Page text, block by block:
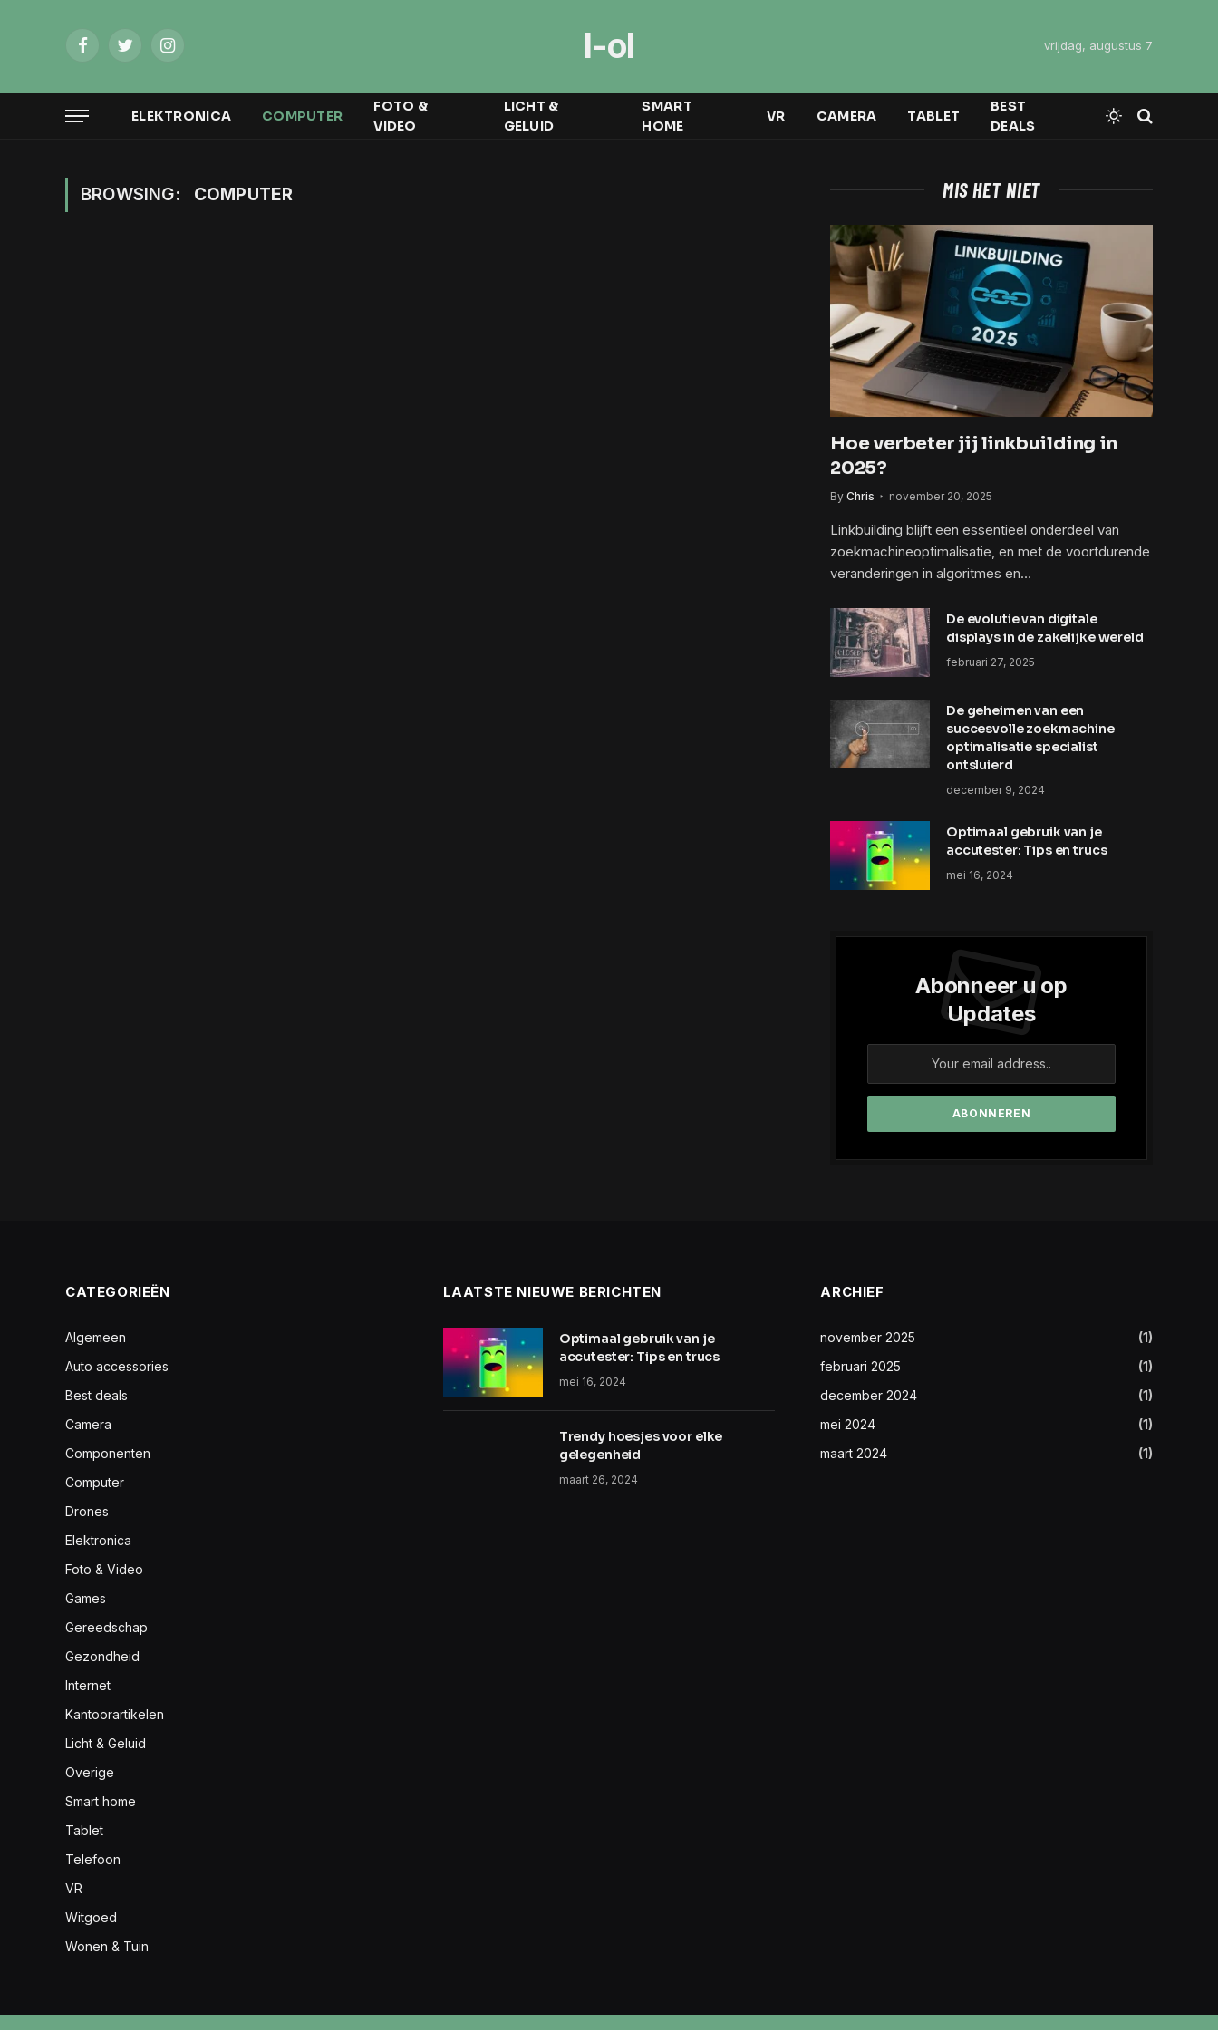
FacebookTwitterInstagram I-ol vrijdag, augustus 7
ELEKTRONICA COMPUTER
FOTO &
VIDEO
LICHT &
GELUID
SMART
HOME
VR CAMERA TABLET
BEST
DEALS
BROWSING: COMPUTER MIS HET NIET
Hoe verbeter jij linkbuilding in
2025?
By Chris november 20, 2025
Linkbuilding blijft een essentieel onderdeel van
zoekmachineoptimalisatie, en met de voortdurende
veranderingen in algoritmes en…
De evolutie van digitale
displays in de zakelijke wereld
februari 27, 2025
De geheimen van een
succesvolle zoekmachine
optimalisatie specialist
ontsluierd
december 9, 2024
Optimaal gebruik van je
accutester: Tips en trucs
mei 16, 2024
Abonneer u op
Updates
CATEGORIEËN
Algemeen
Auto accessories
Best deals
Camera
Componenten
Computer
Drones
Elektronica
Foto & Video
Games
Gereedschap
Gezondheid
Internet
Kantoorartikelen
Licht & Geluid
Overige
Smart home
Tablet
Telefoon
VR
Witgoed
Wonen & Tuin
LAATSTE NIEUWE BERICHTEN
Optimaal gebruik van je
accutester: Tips en trucs
mei 16, 2024
Trendy hoesjes voor elke
gelegenheid
maart 26, 2024
ARCHIEF
november 2025
(1)
februari 2025
(1)
december 2024
(1)
mei 2024
(1)
maart 2024
(1)